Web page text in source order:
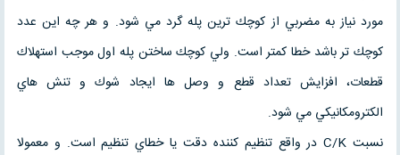
مورد نياز به مضربي از كوچك ترين پله گرد مي شود. و هر چه اين عدد
كوچك تر باشد خطا كمتر است. ولي كوچك ساختن پله اول موجب استهلاك
قطعات، افزايش تعداد قطع و وصل ها ايجاد شوك و تنش هاي
الكترومكانيكي مي شود.
نسبت C/K در واقع تنظيم كننده دقت يا خطاي تنظيم است. و معمولا